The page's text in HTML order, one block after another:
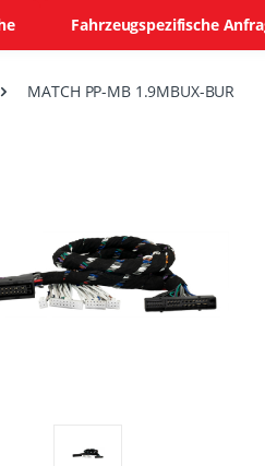
Fahrzeugspezifische
MATCH PP-MB 1.9MBUX-BUR